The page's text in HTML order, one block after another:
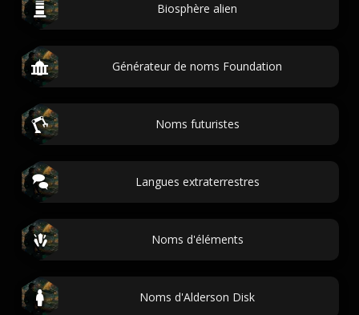
Biosphère alien
Générateur de noms Foundation
Noms futuristes
Langues extraterrestres
Noms d'éléments
Noms d'Alderson Disk